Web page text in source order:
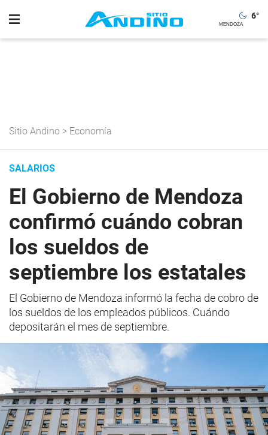
6°
Sitio Andino > Economía
SALARIOS
El Gobierno de Mendoza
confirmó cuándo cobran
los sueldos de
septiembre los estatales
El Gobierno de Mendoza informó la fecha de cobro de
los sueldos de los empleados públicos. Cuándo
depositarán el mes de septiembre.